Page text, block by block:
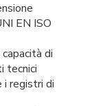
EN ISO
capacità di
tecnici
i registri di